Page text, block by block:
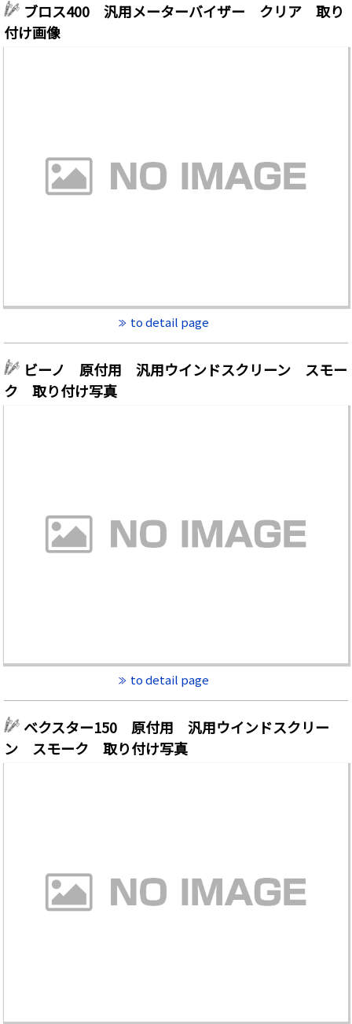
ブロス400 汎用メーターバイザー クリア 取り
付け画像
to detail page
ビーノ 原付用 汎用ウインドスクリーン スモー
ク 取り付け写真
to detail page
ベクスター150 原付用 汎用ウインドスクリー
ン スモーク 取り付け写真